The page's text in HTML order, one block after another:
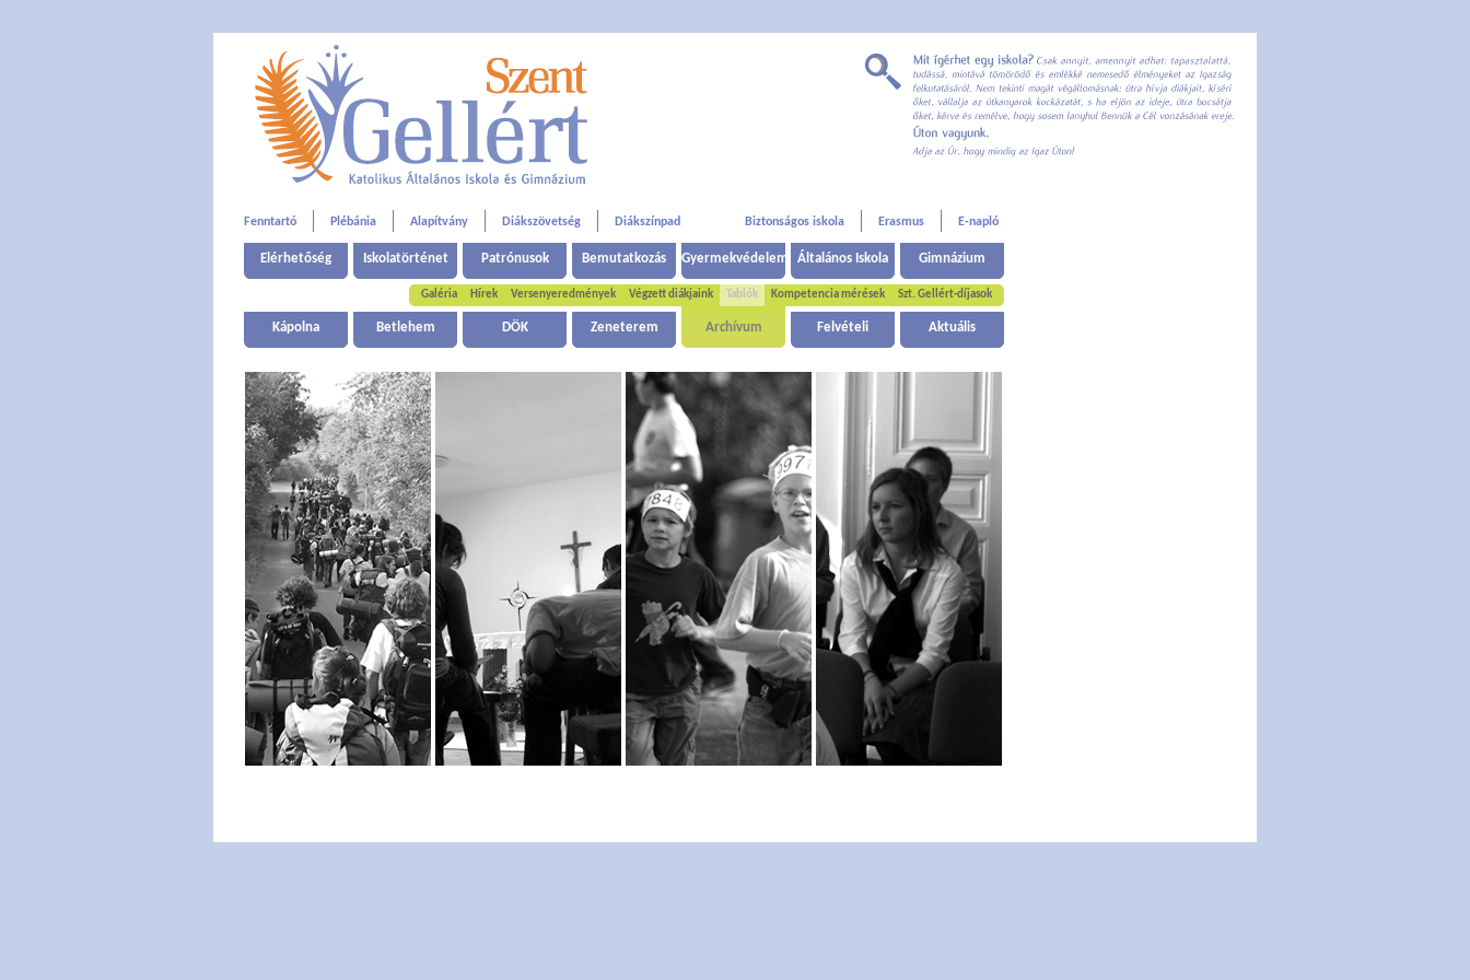
Fenntartó Plébánia Alapítvány Diákszövetség Diákszínpad Biztonságos iskola Erasmus E-napló
Elérhetőség Iskolatörténet Patrónusok Bemutatkozás Gyermekvédelem Általános Iskola Gimnázium
Galéria Hírek Versenyeredmények Végzett diákjaink Tablók Kompetencia mérések Szt. Gellért-díjasok
Kápolna Betlehem DÖK Zeneterem Archívum Felvételi Aktuális